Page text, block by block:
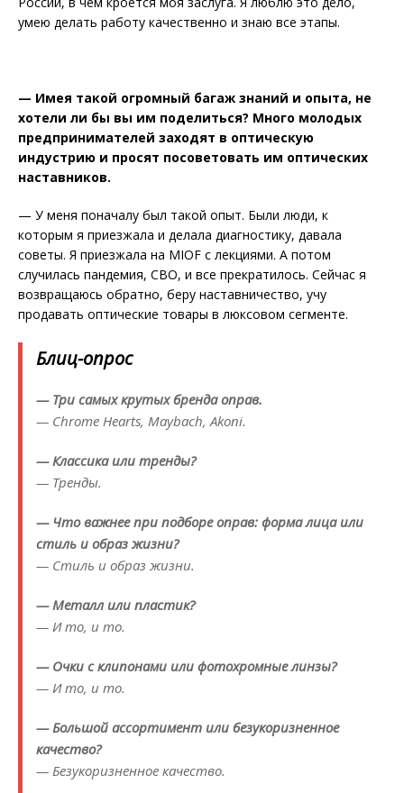
умею делать работу качественно и знаю все этапы.
— Имея такой огромный багаж знаний и опыта, не
хотели ли бы вы им поделиться? Много молодых
предпринимателей заходят в оптическую
индустрию и просят посоветовать им оптических
наставников.
— У меня поначалу был такой опыт. Были люди, к
которым я приезжала и делала диагностику, давала
советы. Я приезжала на MIOF с лекциями. А потом
случилась пандемия, СВО, и все прекратилось. Сейчас я
возвращаюсь обратно, беру наставничество, учу
продавать оптические товары в люксовом сегменте.
Блиц-опрос
— Три самых крутых бренда оправ.
— Chrome Hearts, Maybach, Akoni.
— Классика или тренды?
— Тренды.
— Что важнее при подборе оправ: форма лица или
стиль и образ жизни?
— Стиль и образ жизни.
— Металл или пластик?
— И то, и то.
— Очки с клипонами или фотохромные линзы?
— И то, и то.
— Большой ассортимент или безукоризненное
качество?
— Безукоризненное качество.